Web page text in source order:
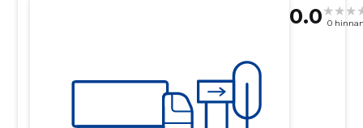
0.0 0